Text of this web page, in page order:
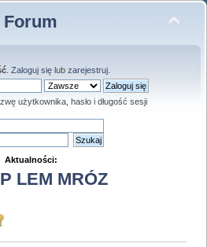
Forum
. Zaloguj sięlub zarejestruj.
użytkownika, hasło i długość sesji
Aktualności:
LEM MRÓZ